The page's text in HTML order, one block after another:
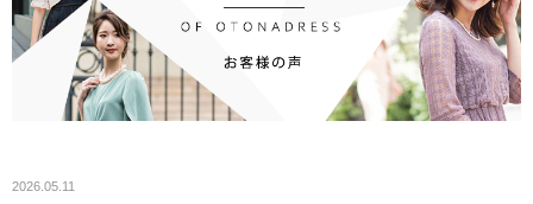
2026.05.11